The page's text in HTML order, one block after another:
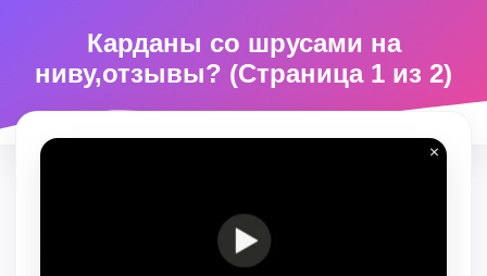
Карданы со шрусами на
ниву,отзывы? (Страница 1 из 2)